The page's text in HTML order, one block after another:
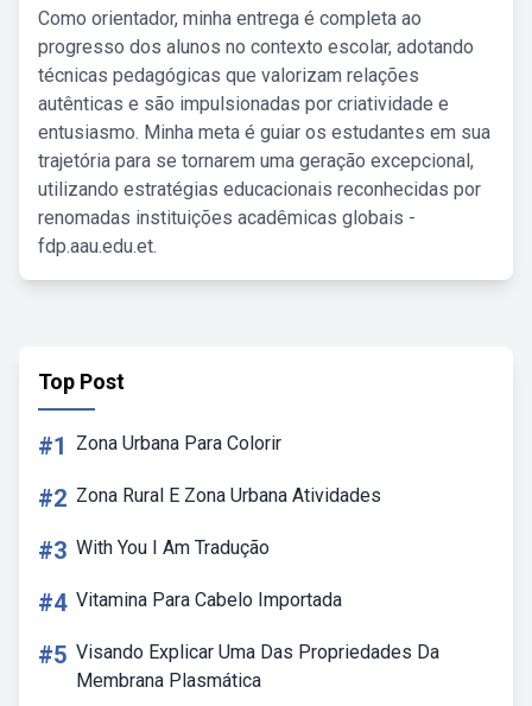
Como orientador, minha entrega é completa ao
progresso dos alunos no contexto escolar, adotando
técnicas pedagógicas que valorizam relações
autênticas e são impulsionadas por criatividade e
entusiasmo. Minha meta é guiar os estudantes em sua
trajetória para se tornarem uma geração excepcional,
utilizando estratégias educacionais reconhecidas por
renomadas instituições acadêmicas globais -
fdp.aau.edu.et.
Top Post
#1 Zona Urbana Para Colorir
#2 Zona Rural E Zona Urbana Atividades
#3 With You I Am Tradução
#4 Vitamina Para Cabelo Importada
#5 Visando Explicar Uma Das Propriedades Da
Membrana Plasmática